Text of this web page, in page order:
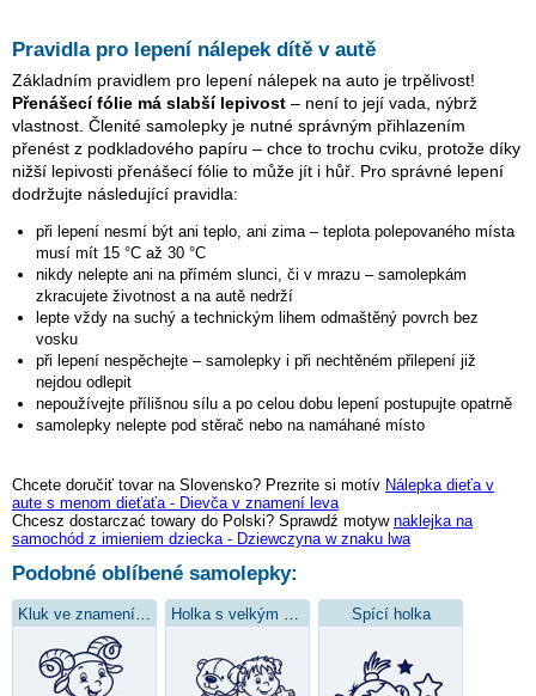
Pravidla pro lepení nálepek dítě v autě
Základním pravidlem pro lepení nálepek na auto je trpělivost!
Přenášecí fólie má slabší lepivost – není to její vada, nýbrž
vlastnost. Členité samolepky je nutné správným přihlazením
přenést z podkladového papíru – chce to trochu cviku, protože díky
nižší lepivosti přenášecí fólie to může jít i hůř. Pro správné lepení
dodržujte následující pravidla:
při lepení nesmí být ani teplo, ani zima – teplota polepovaného místa
musí mít 15 °C až 30 °C
nikdy nelepte ani na přímém slunci, či v mrazu – samolepkám
zkracujete životnost a na autě nedrží
lepte vždy na suchý a technickým lihem odmaštěný povrch bez
vosku
při lepení nespěchejte – samolepky i při nechtěném přilepení již
nejdou odlepit
nepoužívejte přílišnou sílu a po celou dobu lepení postupujte opatrně
samolepky nelepte pod stěrač nebo na namáhané místo
Chcete doručiť tovar na Slovensko? Prezrite si motív Nálepka dieťa v
aute s menom dieťaťa - Dievča v znamení leva
Chcesz dostarczać towary do Polski? Sprawdź motyw naklejka na
samochód z imieniem dziecka - Dziewczyna w znaku lwa
Podobné oblíbené samolepky:
Spící holka